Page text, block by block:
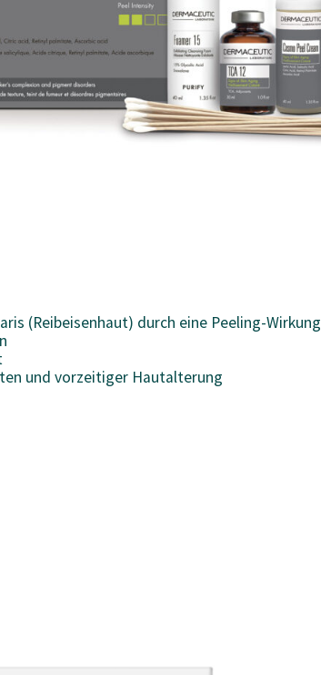
(Reibeisenhaut) durch eine Peeling-Wirkung
und vorzeitiger Hautalterung